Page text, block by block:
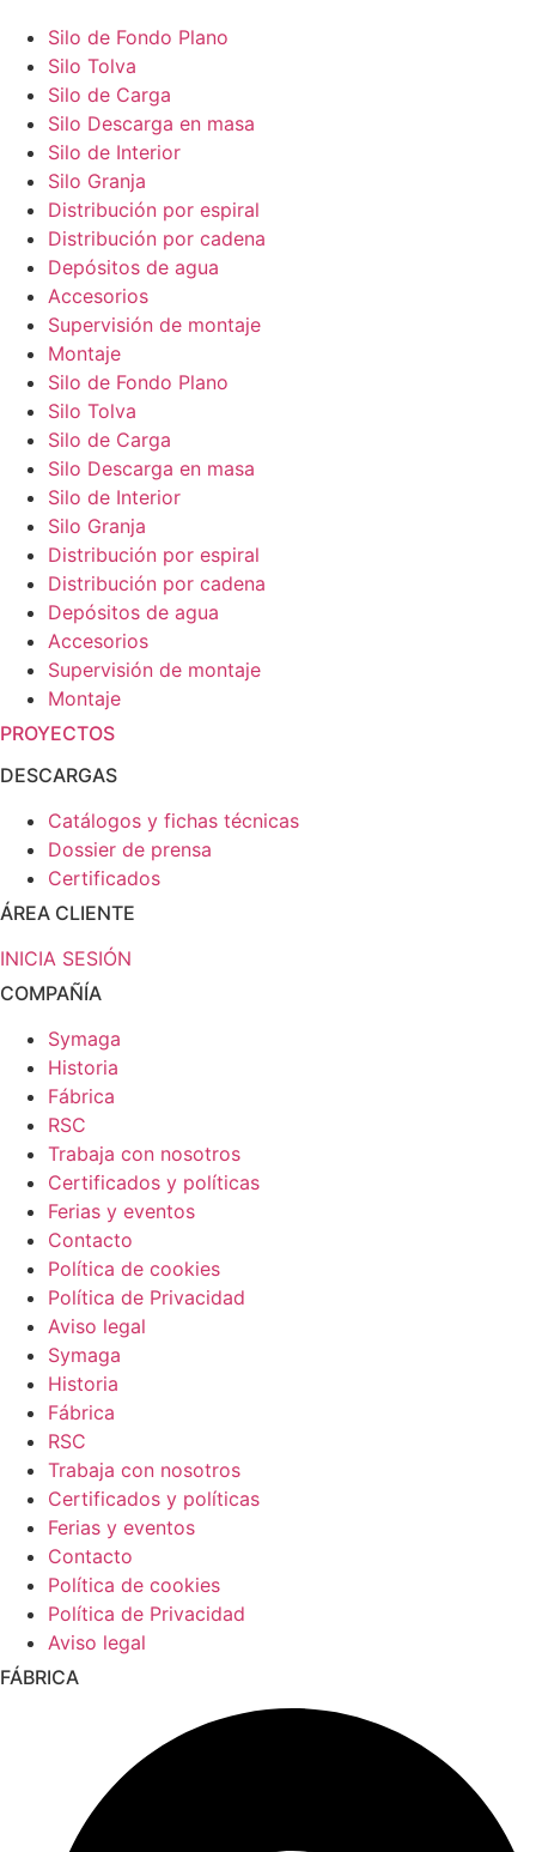
Silo de Fondo Plano
Silo Tolva
Silo de Carga
Silo Descarga en masa
Silo de Interior
Silo Granja
Distribución por espiral
Distribución por cadena
Depósitos de agua
Accesorios
Supervisión de montaje
Montaje
Silo de Fondo Plano
Silo Tolva
Silo de Carga
Silo Descarga en masa
Silo de Interior
Silo Granja
Distribución por espiral
Distribución por cadena
Depósitos de agua
Accesorios
Supervisión de montaje
Montaje
PROYECTOS
DESCARGAS
Catálogos y fichas técnicas
Dossier de prensa
Certificados
ÁREA CLIENTE
INICIA SESIÓN
COMPAÑÍA
Symaga
Historia
Fábrica
RSC
Trabaja con nosotros
Certificados y políticas
Ferias y eventos
Contacto
Política de cookies
Política de Privacidad
Aviso legal
Symaga
Historia
Fábrica
RSC
Trabaja con nosotros
Certificados y políticas
Ferias y eventos
Contacto
Política de cookies
Política de Privacidad
Aviso legal
FÁBRICA